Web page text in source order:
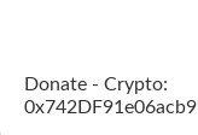
Donate - Crypto: